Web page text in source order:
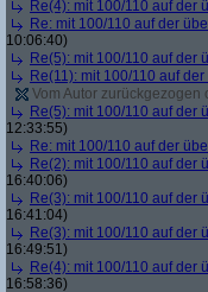
Re(4): mit 100/110 auf der
Re: mit 100/110 auf der
10:06:40)
Re(5): mit 100/110 auf der
Re(11): mit 100/110 auf
Vom Autor
Re(5): mit 100/110 auf der
12:33:55)
Re: mit 100/110 auf der
Re(2): mit 100/110 auf der
16:40:06)
Re(3): mit 100/110 auf der
16:41:04)
Re(3): mit 100/110 auf der
16:49:51)
Re(4): mit 100/110 auf der
16:58:36)